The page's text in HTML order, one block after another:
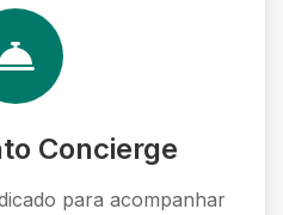
Concierge
para acompanhar